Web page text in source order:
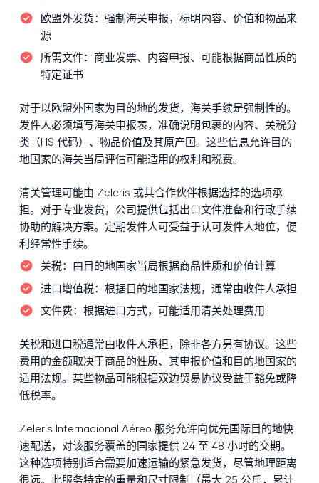
欧盟外发货： 强制海关申报，标明内容、价值和物品来
源
所需文件： 商业发票、内容申报、可能根据商品性质的
特定证书
对于以欧盟外国家为目的地的发货，海关手续是强制性的。
发件人必须填写海关申报表，准确说明包裹的内容、关税分
类（HS 代码）、物品价值及其原产国。这些信息允许目的
地国家的海关当局评估可能适用的权利和税费。
清关管理可能由 Zeleris 或其合作伙伴根据选择的选项承
担。对于专业发货，公司提供包括出口文件准备和行政手续
协助的解决方案。定期发件人可受益于认可发件人地位，便
利经常性手续。
关税： 由目的地国家当局根据商品性质和价值计算
进口增值税： 根据目的地国家法规，通常由收件人承担
文件费： 根据进口方式，可能适用清关处理费用
关税和进口税通常由收件人承担，除非各方另有协议。这些
费用的金额取决于商品的性质、其申报价值和目的地国家的
适用法规。某些物品可能根据双边贸易协议受益于豁免或降
低税率。
Zeleris Internacional Aéreo 服务允许向优先国际目的地快
速配送，对该服务覆盖的国家提供 24 至 48 小时的交期。
这种选项特别适合需要加速运输的紧急发货，尽管地理距离
很远。此服务特定的重量和尺寸限制（最大 25 公斤，累计